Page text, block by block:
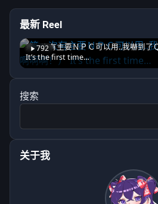
最新 Reel
792
第一次有主要ＮＰＣ可以用..我嚇到了
It’s the first time…
搜索
关于我